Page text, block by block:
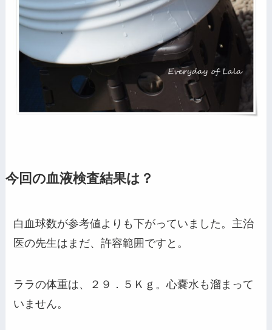
今回の血液検査結果は？
白血球数が参考値よりも下がっていました。主治
医の先生はまだ、許容範囲ですと。
ララの体重は、２９．５Ｋｇ。心嚢水も溜まって
いません。